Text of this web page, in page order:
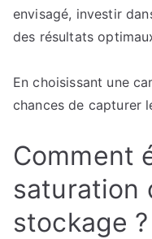
envisagé, investir
des résultats
En choisissant une
chances de capturer
Comment
saturation
stockage ?